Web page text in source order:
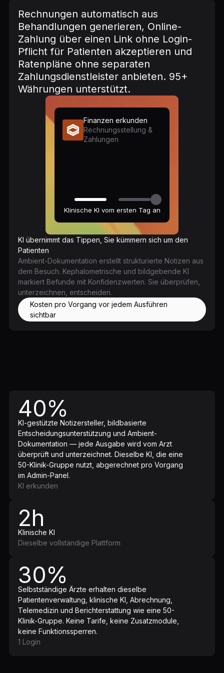
Rechnungen automatisch aus
Behandlungen generieren, Online-
Zahlung über einen Link ohne Login-
Pflicht für Patienten akzeptieren und
Ratenpläne ohne separaten
Zahlungsdienstleister anbieten. 95+
Währungen unterstützt.
Finanzen erkunden
Rechnungsstellung &
Zahlungen
Klinische KI vom ersten Tag an
KI übernimmt das Tippen, Sie kümmern sich um den
Patienten
Ambient-Dokumentation erstellt strukturierte Notizen aus
dem Besuch. Kephalometrische und bildgebende KI
markiert Befunde mit Konfidenzwerten. Sie überprüfen,
unterzeichnen, entscheiden.
Kosten pro Vorgang vor jedem Ausführen
sichtbar
40%
KI-gestützte Notizersteller, bildbasierte
Entscheidungsunterstützung und Ambient-
Dokumentation — jede Ausgabe wird vom Arzt
überprüft und unterzeichnet. Dieselbe KI, die eine
50-Klinik-Gruppe nutzt, abgerechnet pro Vorgang
im Admin-Panel.
KI erkunden
2h
Klinische KI
Dieselbe vollständige Plattform
30%
Selbstständige Ärzte erhalten dieselbe
Patientenverwaltung, klinische KI, Abrechnung,
Telemedizin und Berichterstattung wie eine 50-
Klinik-Gruppe. Keine Tarife, keine Zusatzmodule,
keine Funktionssperren.
1 Login